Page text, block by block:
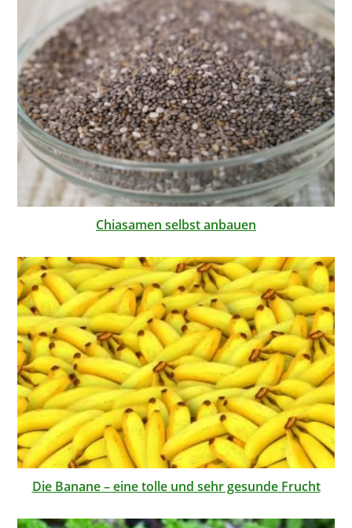
Chiasamen selbst anbauen
Die Banane – eine tolle und sehr gesunde Frucht